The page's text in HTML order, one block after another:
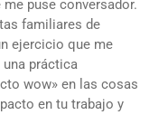
puse conversador.
familiares de
ejercicio que me
práctica
wow» en las cosas
en tu trabajo y